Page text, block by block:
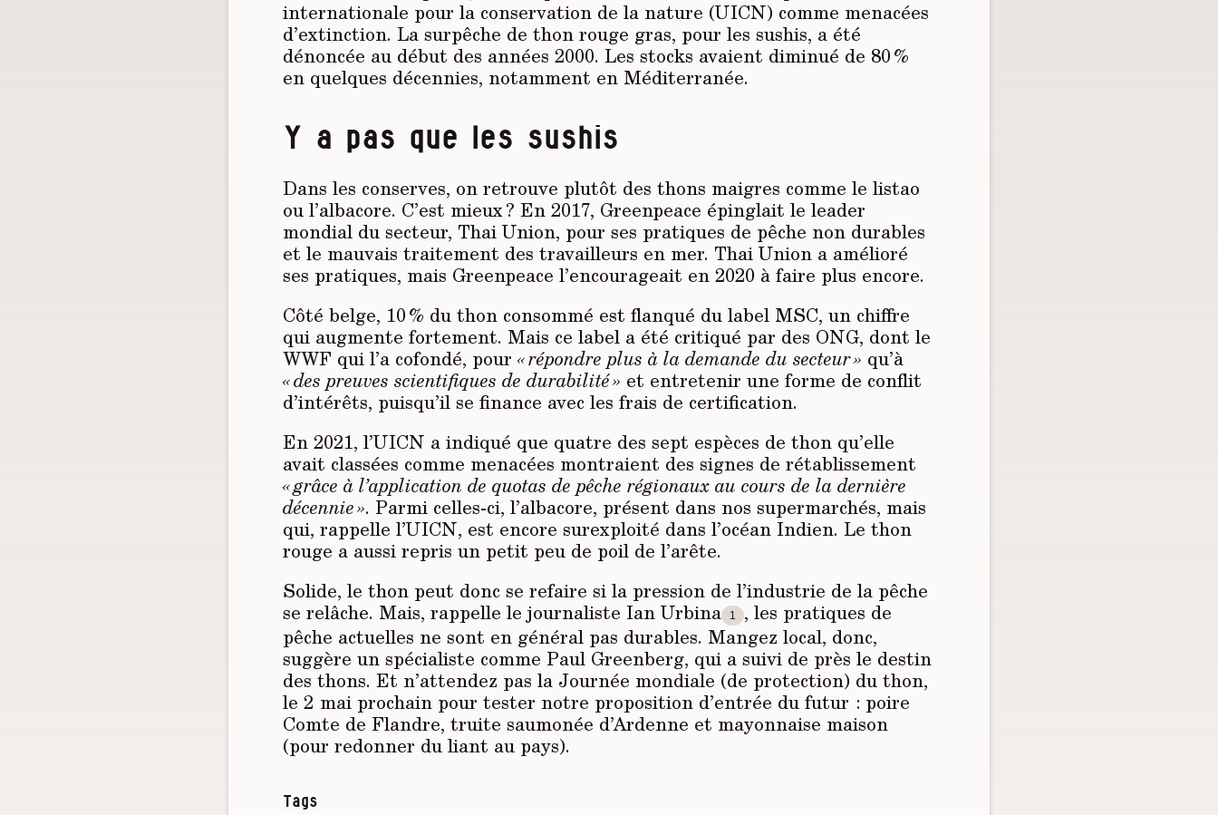
internationale pour la conservation de la nature (UICN) comme menacées
d’extinction. La surpêche de thon rouge gras, pour les sushis, a été
dénoncée au début des années 2000. Les stocks avaient diminué de 80 %
en quelques décennies, notamment en Méditerranée.
Y a pas que les sushis
Dans les conserves, on retrouve plutôt des thons maigres comme le listao
ou l’albacore. C’est mieux ? En 2017, Greenpeace épinglait le leader
mondial du secteur, Thai Union, pour ses pratiques de pêche non durables
et le mauvais traitement des travailleurs en mer. Thai Union a amélioré
ses pratiques, mais Greenpeace l’encourageait en 2020 à faire plus encore.
Côté belge, 10 % du thon consommé est flanqué du label MSC, un chiffre
qui augmente fortement. Mais ce label a été critiqué par des ONG, dont le
WWF qui l’a cofondé, pour « répondre plus à la demande du secteur » qu’à
« des preuves scientifiques de durabilité » et entretenir une forme de conflit
d’intérêts, puisqu’il se finance avec les frais de certification.
En 2021, l’UICN a indiqué que quatre des sept espèces de thon qu’elle
avait classées comme menacées montraient des signes de rétablissement
« grâce à l’application de quotas de pêche régionaux au cours de la dernière
décennie ». Parmi celles-ci, l’albacore, présent dans nos supermarchés, mais
qui, rappelle l’UICN, est encore surexploité dans l’océan Indien. Le thon
rouge a aussi repris un petit peu de poil de l’arête.
Solide, le thon peut donc se refaire si la pression de l’industrie de la pêche
se relâche. Mais, rappelle le journaliste Ian Urbina
1
, les pratiques de
pêche actuelles ne sont en général pas durables. Mangez local, donc,
suggère un spécialiste comme Paul Greenberg, qui a suivi de près le destin
des thons. Et n’attendez pas la Journée mondiale (de protection) du thon,
le 2 mai prochain pour tester notre proposition d’entrée du futur : poire
Comte de Flandre, truite saumonée d’Ardenne et mayonnaise maison
(pour redonner du liant au pays).
Tags